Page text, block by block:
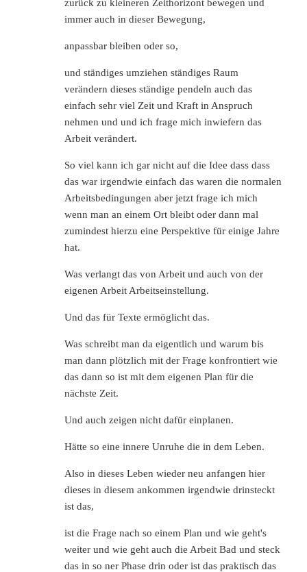
zurück zu kleineren Zeithorizont bewegen und
immer auch in dieser Bewegung,
anpassbar bleiben oder so,
und ständiges umziehen ständiges Raum
verändern dieses ständige pendeln auch das
einfach sehr viel Zeit und Kraft in Anspruch
nehmen und und ich frage mich inwiefern das
Arbeit verändert.
So viel kann ich gar nicht auf die Idee dass dass
das war irgendwie einfach das waren die normalen
Arbeitsbedingungen aber jetzt frage ich mich
wenn man an einem Ort bleibt oder dann mal
zumindest hierzu eine Perspektive für einige Jahre
hat.
Was verlangt das von Arbeit und auch von der
eigenen Arbeit Arbeitseinstellung.
Und das für Texte ermöglicht das.
Was schreibt man da eigentlich und warum bis
man dann plötzlich mit der Frage konfrontiert wie
das dann so ist mit dem eigenen Plan für die
nächste Zeit.
Und auch zeigen nicht dafür einplanen.
Hätte so eine innere Unruhe die in dem Leben.
Also in dieses Leben wieder neu anfangen hier
dieses in diesem ankommen irgendwie drinsteckt
ist das,
ist die Frage nach so einem Plan und wie geht's
weiter und wie geht auch die Arbeit Bad und steck
das in so ner Phase drin oder ist das praktisch das